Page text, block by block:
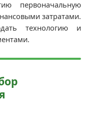
первоначальную
затратами.
технологию и